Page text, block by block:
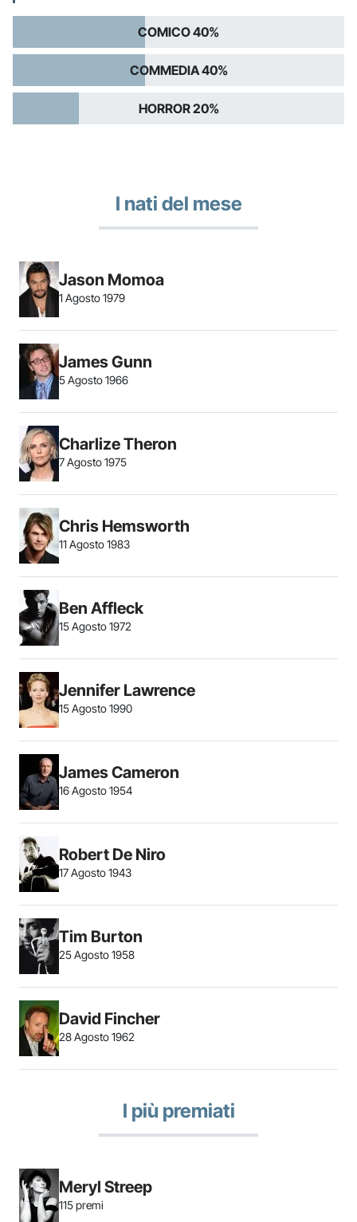
COMICO 40%
COMMEDIA 40%
HORROR 20%
I nati del mese
Jason Momoa
1 Agosto 1979
James Gunn
5 Agosto 1966
Charlize Theron
7 Agosto 1975
Chris Hemsworth
11 Agosto 1983
Ben Affleck
15 Agosto 1972
Jennifer Lawrence
15 Agosto 1990
James Cameron
16 Agosto 1954
Robert De Niro
17 Agosto 1943
Tim Burton
25 Agosto 1958
David Fincher
28 Agosto 1962
I più premiati
Meryl Streep
115 premi